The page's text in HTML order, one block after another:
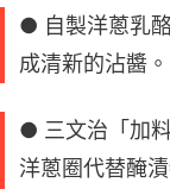
● 自製洋蔥乳
成清新的沾醬。
● 三文治「加
洋蔥圈代替醃